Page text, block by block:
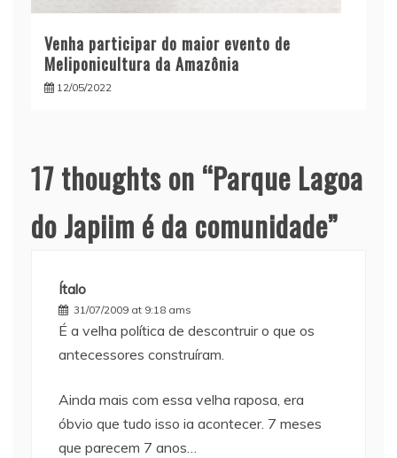
Venha participar do maior evento de
Meliponicultura da Amazônia
12/05/2022
17 thoughts on “Parque Lagoa
do Japiim é da comunidade”
Ítalo
31/07/2009 at 9:18 ams
É a velha política de descontruir o que os
antecessores construíram.
Ainda mais com essa velha raposa, era
óbvio que tudo isso ia acontecer. 7 meses
que parecem 7 anos…